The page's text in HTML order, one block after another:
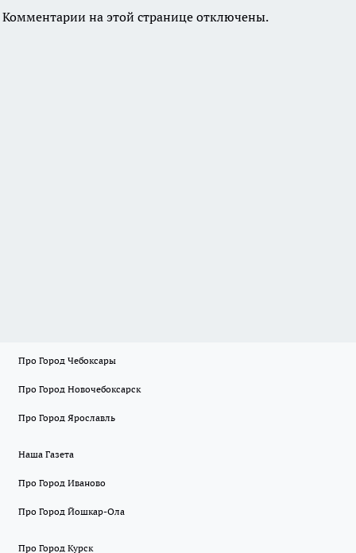
Комментарии на этой странице отключены.
Про Город Чебоксары
Про Город Новочебоксарск
Про Город Ярославль
Наша Газета
Про Город Иваново
Про Город Йошкар-Ола
Про Город Курск